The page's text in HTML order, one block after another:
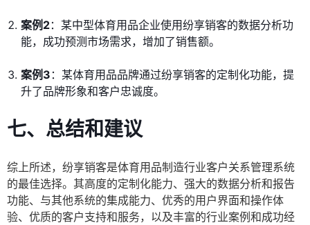
案例2：某中型体育用品企业使用纷享销客的数据分析功
能，成功预测市场需求，增加了销售额。
案例3 ：某体育用品品牌通过纷享销客的定制化功能，提
升了品牌形象和客户忠诚度。
七、总结和建议
综上所述，纷享销客是体育用品制造行业客户关系管理系统
的最佳选择。其高度的定制化能力、强大的数据分析和报告
功能、与其他系统的集成能力、优秀的用户界面和操作体
验、优质的客户支持和服务，以及丰富的行业案例和成功经